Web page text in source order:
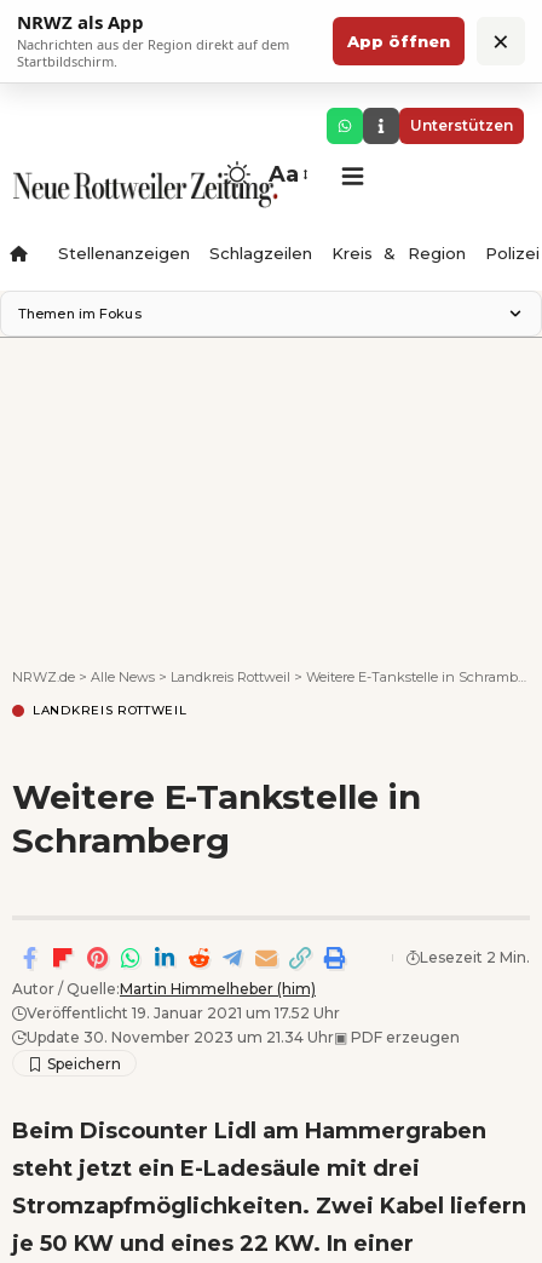
NRWZ als App
Nachrichten aus der Region direkt auf dem
Startbildschirm.
App öffnen ×
Unterstützen
Aa
Stellenanzeigen Schlagzeilen Kreis & Region Polizei
Themen im Fokus
NRWZ.de > Alle News > Landkreis Rottweil > Weitere E-Tankstelle in Schramberg
LANDKREIS ROTTWEIL
Weitere E-Tankstelle in
Schramberg
Autor / Quelle:Martin Himmelheber (him)
Veröffentlicht 19. Januar 2021 um 17.52 Uhr
Update 30. November 2023 um 21.34 Uhr▣ PDF erzeugen
Lesezeit 2 Min.
Beim Discounter Lidl am Hammergraben
steht jetzt ein E-Ladesäule mit drei
Stromzapfmöglichkeiten. Zwei Kabel liefern
je 50 KW und eines 22 KW. In einer